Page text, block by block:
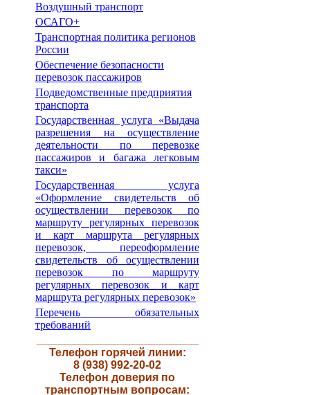
Воздушный транспорт
ОСАГО+
Транспортная политика регионов
России
Обеспечение безопасности
перевозок пассажиров
Подведомственные предприятия
транспорта
Государственная услуга «Выдача
разрешения на осуществление
деятельности по перевозке
пассажиров и багажа легковым
такси»
Государственная услуга
«Оформление свидетельств об
осуществлении перевозок по
маршруту регулярных перевозок
и карт маршрута регулярных
перевозок, переоформление
свидетельств об осуществлении
перевозок по маршруту
регулярных перевозок и карт
маршрута регулярных перевозок»
Перечень обязательных
требований
Телефон горячей линии:
8 (938) 992-20-02
Телефон доверия по
транспортным вопросам: